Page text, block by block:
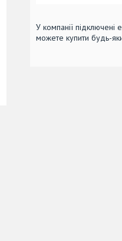
У компанії підключені
можете купити будь-